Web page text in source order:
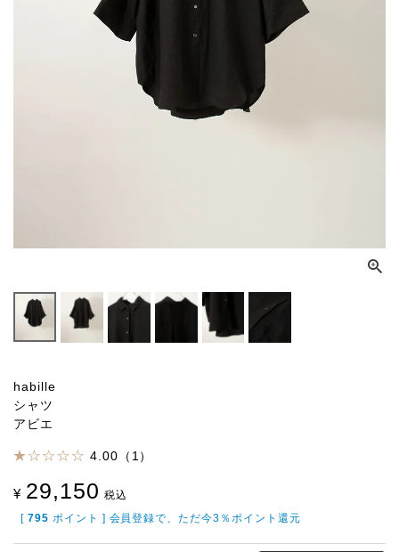
habille
シャツ
アビエ
4.00（1）
¥ 29,150 税込
[ 795 ポイント ] 会員登録で、ただ今3％ポイント還元